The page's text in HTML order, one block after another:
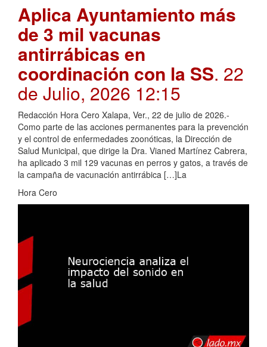
Aplica Ayuntamiento más
de 3 mil vacunas
antirrábicas en
coordinación con la SS. 22
de Julio, 2026 12:15
Redacción Hora Cero Xalapa, Ver., 22 de julio de 2026.-
Como parte de las acciones permanentes para la prevención
y el control de enfermedades zoonóticas, la Dirección de
Salud Municipal, que dirige la Dra. Vianed Martínez Cabrera,
ha aplicado 3 mil 129 vacunas en perros y gatos, a través de
la campaña de vacunación antirrábica […]La
Hora Cero